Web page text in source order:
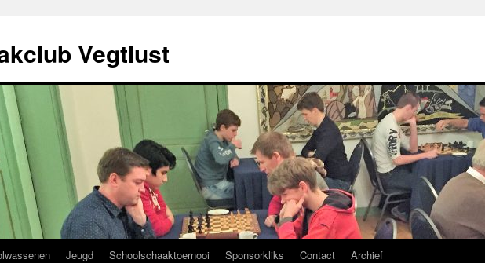
Vegtlust
Jeugd Schoolschaaktoernooi Sponsorkliks Contact Archief